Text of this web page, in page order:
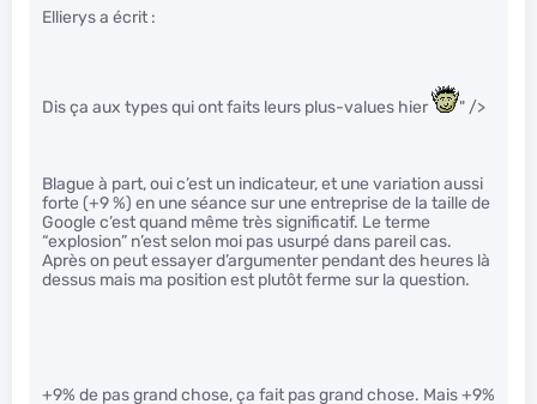
Ellierys a écrit :
Dis ça aux types qui ont faits leurs plus-values hier " />
Blague à part, oui c’est un indicateur, et une variation aussi
forte (+9 %) en une séance sur une entreprise de la taille de
Google c’est quand même très significatif. Le terme
“explosion” n’est selon moi pas usurpé dans pareil cas.
Après on peut essayer d’argumenter pendant des heures là
dessus mais ma position est plutôt ferme sur la question.
+9% de pas grand chose, ça fait pas grand chose. Mais +9%